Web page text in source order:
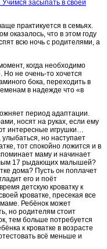
практикуется в семьях.
оказалось, что в этом году
всю ночь с родителями, а
когда необходимо
Но не очень-то хочется
бока, переходить в
в надежде что «в
период адаптации.
носят на руках, если ему
интересные игрушки…
но наступает
тот спокойно ложится и в
маму и начинает
17 рыдающих малышей?
дома? Пусть он поплачет
его и поёт
детскую кроватку к
кроватке, пресекая все
Ребёнок может
но родителям стоит
тем больше потребуется
к кроватке в возрасте
всё меньше и